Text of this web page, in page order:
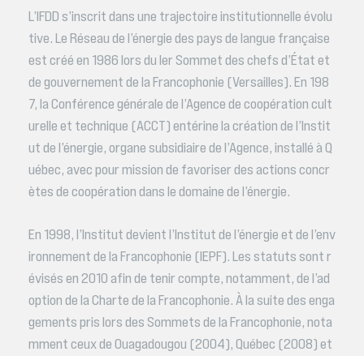
L’IFDD s’inscrit dans une trajectoire institutionnelle évolu
tive. Le Réseau de l’énergie des pays de langue française
est créé en 1986 lors du Ier Sommet des chefs d’État et
de gouvernement de la Francophonie (Versailles). En 198
7, la Conférence générale de l’Agence de coopération cult
urelle et technique (ACCT) entérine la création de l’Instit
ut de l’énergie, organe subsidiaire de l’Agence, installé à Q
uébec, avec pour mission de favoriser des actions concr
ètes de coopération dans le domaine de l’énergie.
En 1998, l’Institut devient l’Institut de l’énergie et de l’env
ironnement de la Francophonie (IEPF). Les statuts sont r
évisés en 2010 afin de tenir compte, notamment, de l’ad
option de la Charte de la Francophonie. À la suite des enga
gements pris lors des Sommets de la Francophonie, nota
mment ceux de Ouagadougou (2004), Québec (2008) et